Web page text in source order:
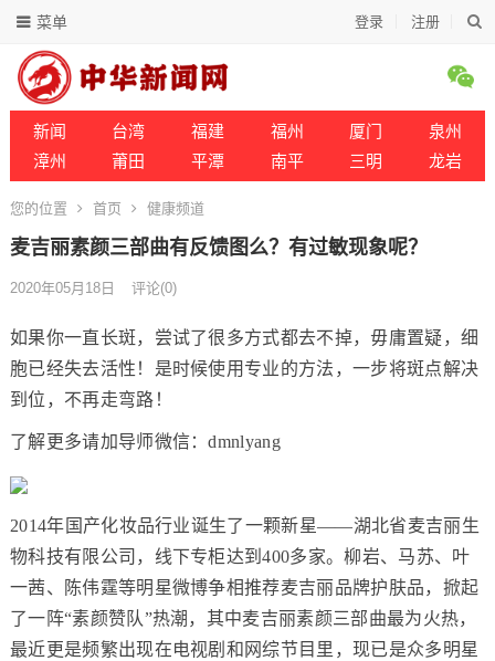
登录 注册
菜单
新闻 台湾 福建 福州 厦门
泉州
漳州
莆田 平潭 南平 三明 龙岩
您的位置 首页 健康频道
麦吉丽素颜三部曲有反馈图么？有过敏现象呢？
2020年05月18日 评论(0)
如果你一直长斑，尝试了很多方式都去不掉，毋庸置疑，细
胞已经失去活性！是时候使用专业的方法，一步将斑点解决
到位，不再走弯路！
了解更多请加导师微信：dmnlyang
2014年国产化妆品行业诞生了一颗新星——湖北省麦吉丽生
物科技有限公司，线下专柜达到400多家。柳岩、马苏、叶
一茜、陈伟霆等明星微博争相推荐麦吉丽品牌护肤品，掀起
了一阵“素颜赞队”热潮，其中麦吉丽素颜三部曲最为火热，
最近更是频繁出现在电视剧和网综节目里，现已是众多明星